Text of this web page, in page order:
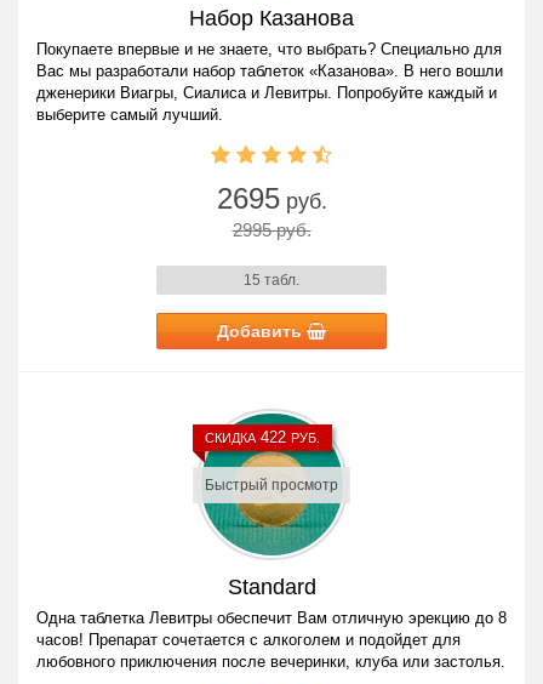
Набор Казанова
Покупаете впервые и не знаете, что выбрать? Специально для
Вас мы разработали набор таблеток «Казанова». В него вошли
дженерики Виагры, Сиалиса и Левитры. Попробуйте каждый и
выберите самый лучший.
2695руб.
2995 руб.
15 табл.
Добавить
Быстрый просмотр
СКИДКА422 РУБ.
Standard
Одна таблетка Левитры обеспечит Вам отличную эрекцию до 8
часов! Препарат сочетается с алкоголем и подойдет для
любовного приключения после вечеринки, клуба или застолья.